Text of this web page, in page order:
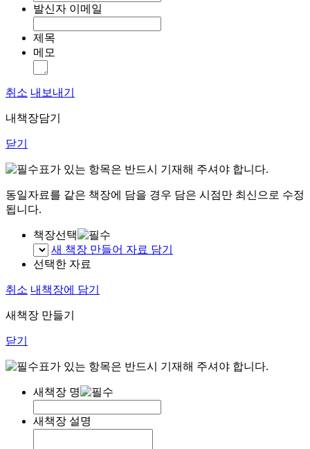
발신자 이메일
제목
메모
취소 내보내기
내책장담기
닫기
표가 있는 항목은 반드시 기재해 주셔야 합니다.
동일자료를 같은 책장에 담을 경우 담은 시점만 최신으로 수정
됩니다.
책장선택
새 책장 만들어 자료 담기
선택한 자료
취소 내책장에 담기
새책장 만들기
닫기
표가 있는 항목은 반드시 기재해 주셔야 합니다.
새책장 명
새책장 설명